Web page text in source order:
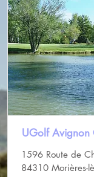
UGolf Avignon
1596 Route de
84310 Morières-